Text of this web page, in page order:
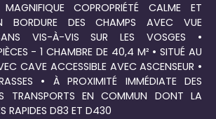
COPROPRIÉTÉ CALME ET
BORDURE DES CHAMPS AVEC VUE
VIS-À-VIS SUR LES VOSGES •
- 1 CHAMBRE DE 40,4 M² • SITUÉ AU
CAVE ACCESSIBLE AVEC ASCENSEUR •
• À PROXIMITÉ IMMÉDIATE DES
TRANSPORTS EN COMMUN DONT LA
RAPIDES D83 ET D430